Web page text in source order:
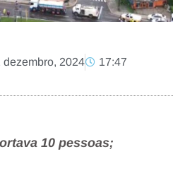
dezembro, 2024 17:47
10 pessoas;